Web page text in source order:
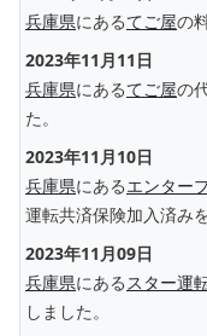
兵庫県にあるてご屋の
2023年11月11日
兵庫県にあるてご屋の
た。
2023年11月10日
兵庫県にあるエンター
運転共済保険加入済み
2023年11月09日
兵庫県にある スター運
しました。